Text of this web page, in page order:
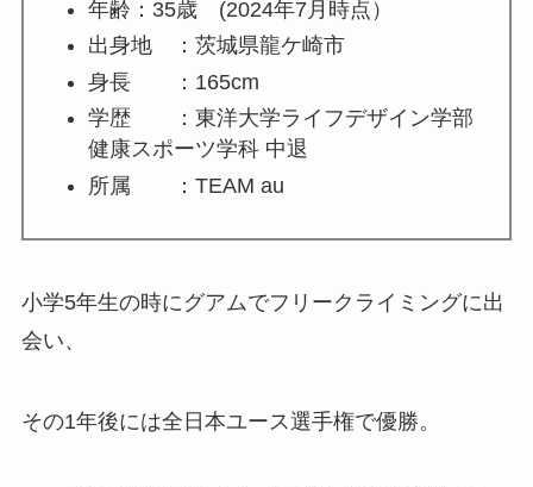
年齢：35歳 (2024年7月時点）
出身地 ：茨城県龍ケ崎市
身長 ：165cm
学歴 ：東洋大学ライフデザイン学部
健康スポーツ学科 中退
所属 ：TEAM au
小学5年生の時にグアムでフリークライミングに出
会い、
その1年後には全日本ユース選手権で優勝。